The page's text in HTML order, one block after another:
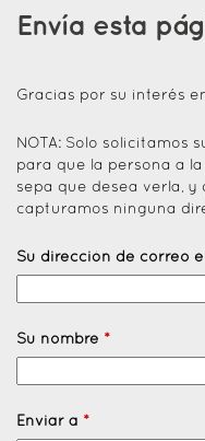
top
Envía esta
Gracias por su interés
NOTA: Solo solicitamos
para que la persona a
sepa que desea verla, y
capturamos ninguna
Su dirección de correo
Su nombre *
Enviar a *